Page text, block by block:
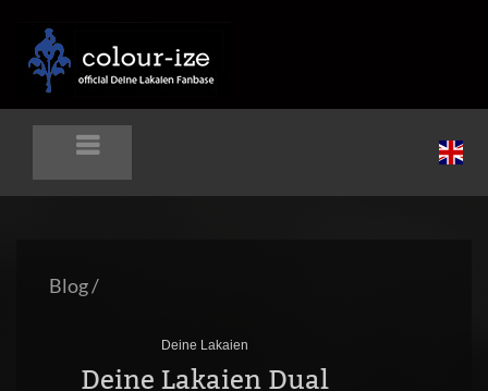
Blog/
Deine Lakaien
Deine Lakaien Dual